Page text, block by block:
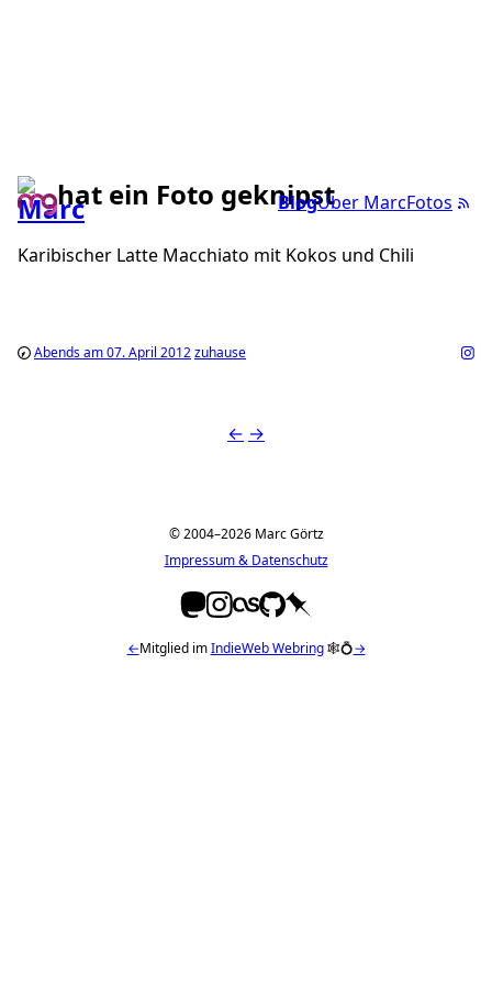
BlogÜber MarcFotos
hat ein Foto geknipst
Karibischer Latte Macchiato mit Kokos und Chili
Abends am 07. April 2012zuhause
← →
© 2004–2026 Marc Görtz
Impressum & Datenschutz
←Mitglied imIndieWeb Webring🕸💍→